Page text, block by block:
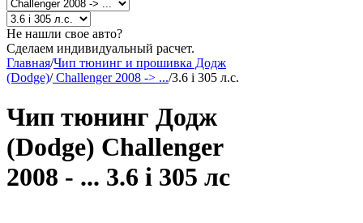
Не нашли свое авто?
Сделаем индивидуальный расчет.
Главная/Чип тюнинг и прошивка Додж
(Dodge)/Challenger 2008 -> .../3.6 i 305 л.с.
Чип тюнинг Додж
(Dodge) Challenger
2008 - ... 3.6 i 305 лс